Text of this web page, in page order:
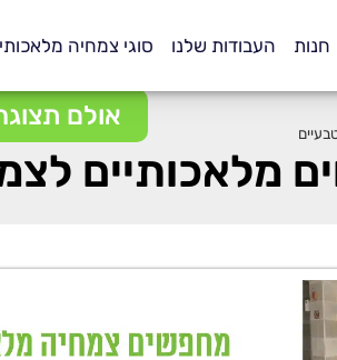
חנות העבודות שלנו סוגי צמחיה
אולם תצוגה
מלאכותיים